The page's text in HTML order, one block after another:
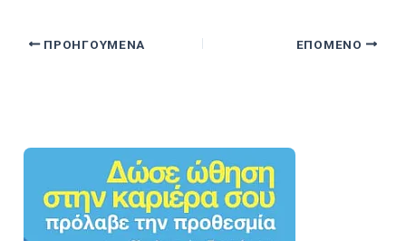
ΠΡΟΗΓΟΎΜΕΝΑ ΕΠΌΜΕΝΟ